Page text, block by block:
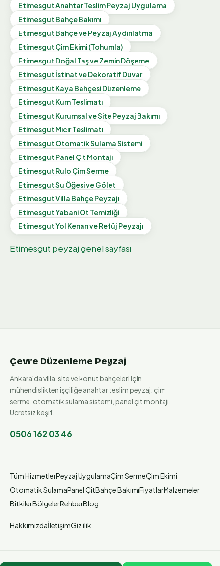
EtimesgutAnahtar Teslim Peyzaj Uygulama
Etimesgut Bahçe Bakımı
Etimesgut Bahçe ve Peyzaj Aydınlatma
Etimesgut Çim Ekimi (Tohumla)
Etimesgut Doğal Taş ve Zemin Döşeme
Etimesgut İstinat ve Dekoratif Duvar
Etimesgut Kaya Bahçesi Düzenleme
Etimesgut Kum Teslimatı
Etimesgut Kurumsal ve Site Peyzaj Bakımı
Etimesgut Mıcır Teslimatı
Etimesgut Otomatik Sulama Sistemi
Etimesgut Panel Çit Montajı
Etimesgut Rulo Çim Serme
EtimesgutSu Öğesi ve Gölet
EtimesgutVilla Bahçe Peyzajı
EtimesgutYabani Ot Temizliği
EtimesgutYol Kenarı ve Refüj Peyzajı
Etimesgut peyzaj genel sayfası
Çevre Düzenleme Peyzaj
Ankara'da villa, site ve konut bahçeleri için
mühendislikten işçiliğe anahtar teslim peyzaj: çim
serme, otomatik sulama sistemi, panel çit montajı.
Ücretsiz keşif.
0506 162 03 46
Tüm HizmetlerPeyzaj UygulamaÇim SermeÇim Ekimi
Otomatik SulamaPanel ÇitBahçe BakımıFiyatlarMalzemeler
BitkilerBölgelerRehberBlog
HakkımızdaİletişimGizlilik